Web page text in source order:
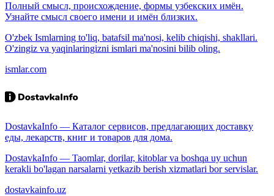
Полный смысл, происхождение, формы узбекских имён.
Узнайте смысл своего имени и имён близких.
O'zbek Ismlarning to'liq, batafsil ma'nosi, kelib chiqishi, shakllari.
O'zingiz va yaqinlaringizni ismlari ma'nosini bilib oling.
ismlar.com
DostavkaInfo — Каталог сервисов, предлагающих доставку
еды, лекарств, книг и товаров для дома.
DostavkaInfo — Taomlar, dorilar, kitoblar va boshqa uy uchun
kerakli bo'lagan narsalarni yetkazib berish xizmatlari bor servislar.
dostavkainfo.uz